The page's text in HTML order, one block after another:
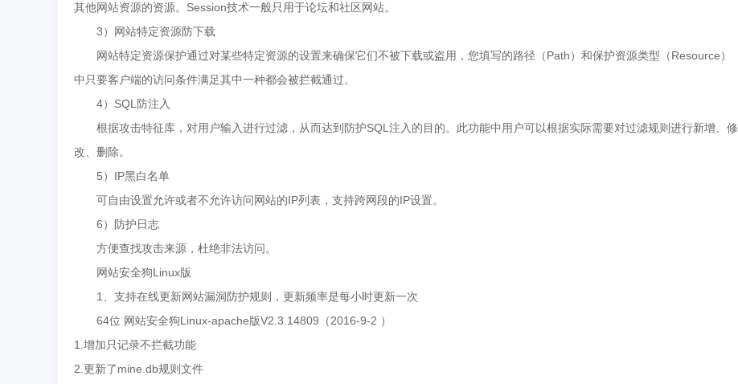
其他网站资源的资源。Session技术一般只用于论坛和社区网站。
3）网站特定资源防下载
网站特定资源保护通过对某些特定资源的设置来确保它们不被下载或盗用，您填写的路径（Path）和保护资源类型（Resource）
中只要客户端的访问条件满足其中一种都会被拦截通过。
4）SQL防注入
根据攻击特征库，对用户输入进行过滤，从而达到防护SQL注入的目的。此功能中用户可以根据实际需要对过滤规则进行新增、修
改、删除。
5）IP黑白名单
可自由设置允许或者不允许访问网站的IP列表，支持跨网段的IP设置。
6）防护日志
方便查找攻击来源，杜绝非法访问。
网站安全狗Linux版
1、支持在线更新网站漏洞防护规则，更新频率是每小时更新一次
64位 网站安全狗Linux-apache版V2.3.14809（2016-9-2 ）
1.增加只记录不拦截功能
2.更新了mine.db规则文件